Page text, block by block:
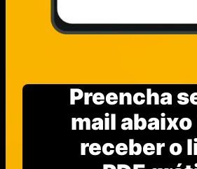
Preencha
mail abaixo
receber o